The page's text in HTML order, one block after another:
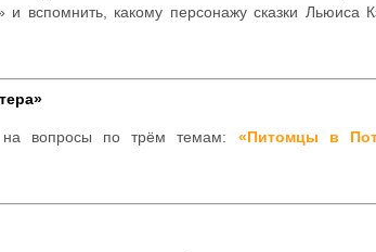
вспомнить, какому персонажу сказки Льюиса
на вопросы по трём темам: «Питомцы в